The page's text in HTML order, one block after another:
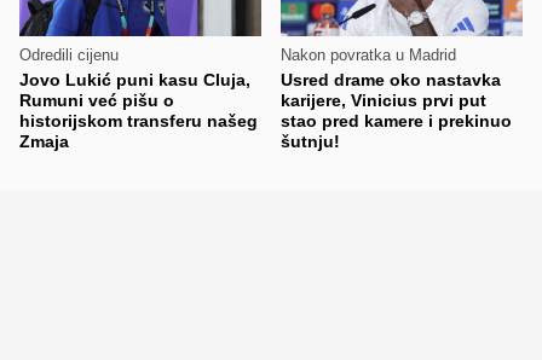
Odredili cijenu
Jovo Lukić puni kasu Cluja,
Rumuni već pišu o
historijskom transferu našeg
Zmaja
Nakon povratka u Madrid
Usred drame oko nastavka
karijere, Vinicius prvi put
stao pred kamere i prekinuo
šutnju!